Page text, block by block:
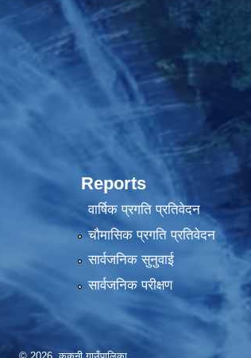
Reports
वार्षिक प्रगति प्रतिवेदन
चौमासिक प्रगति प्रतिवेदन
सार्वजनिक सुनुवाई
सार्वजनिक परीक्षण